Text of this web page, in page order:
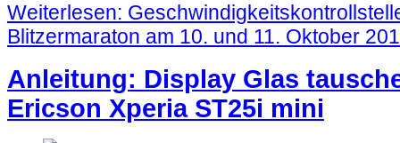
Weiterlesen:
Blitzermaraton am 10. und 11. Oktober
Anleitung: Display Glas
Ericson Xperia ST25i mini